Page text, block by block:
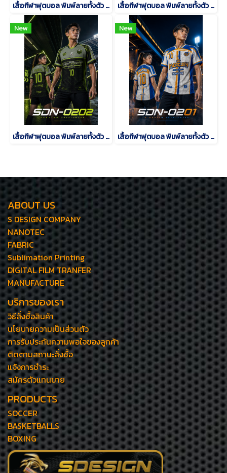
เสื้อกีฬาฟุตบอล พิมพ์ลายทั้งตัว เนื้อผ้า "นาโนเทค"SD-484 เสื้อกีฬาฟุตบอล พิมพ์ลายทั้งตัว เนื้อผ้า "นาโนเทค"SD-500
New
เสื้อกีฬาฟุตบอล พิมพ์ลายทั้งตัว เนื้อผ้า "นาโนเทค"SDN-0202
New
เสื้อกีฬาฟุตบอล พิมพ์ลายทั้งตัว เนื้อผ้า "นาโนเทค"SDN-0201
ABOUT US
S DESIGN COMPANY
NANOTEC
FABRIC
Sublimation Printing
DIGITAL FILM TRANFER
MANUFACTURE
บริการของเรา
วิธีสั่งซื้อสินค้า
นโยบายความเป็นส่วนตัว
การรับประกันความพอใจของลูกค้า
ติดตามสถานะสั่งซื้อ
แจ้งการชำระ
สมัครตัวแทนขาย
PRODUCTS
SOCCER
BASKETBALLS
BOXING